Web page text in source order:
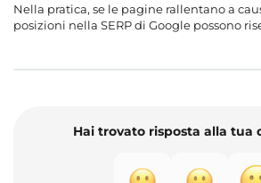
Nella pratica, se le pagine rallentano a
posizioni nella SERP di Google possono
Hai trovato risposta alla tua